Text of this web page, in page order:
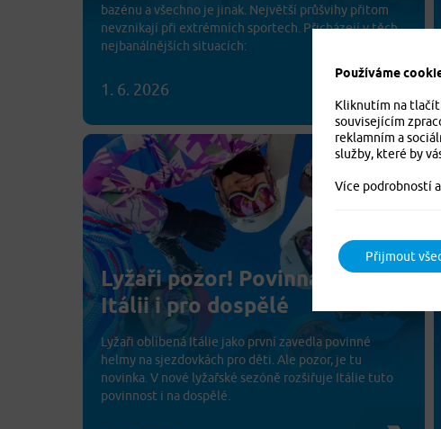
bazénu a všechno je jinak. Největší průšvihy přitom
nevznikají při extrémních sportech. Přicházejí v těch
nejbanálnějších situacích:
1. 6. 2026
Lyžaři pozor! Povinná helma v
Itálii i pro dospělé
Lyžaři oblíbená Itálie jako první zavedla povinné
helmy na sjezdovkách pro děti. Ale pozor, je tu
novinka. V nové lyžařské sezóně rozšiřuje Itálie tuto
povinnost i na dospělé.
Používáme
Kliknutím na
souvisejícím
reklamním a
služby, které by
Více podrobností
Přijmout